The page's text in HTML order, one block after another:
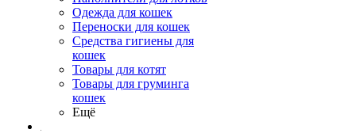
Одежда для кошек
Переноски для кошек
Средства гигиены для
кошек
Товары для котят
Товары для груминга
кошек
Ещё